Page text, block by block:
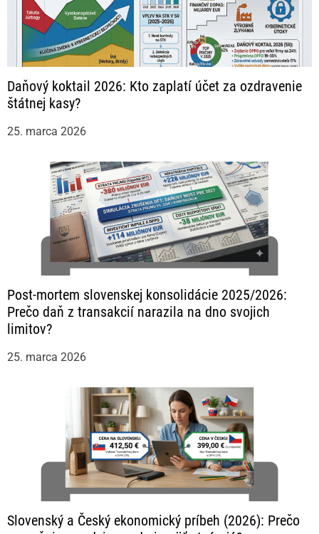
Daňový koktail 2026: Kto zaplatí účet za ozdravenie
štátnej kasy?
25. marca 2026
Post-mortem slovenskej konsolidácie 2025/2026:
Prečo daň z transakcií narazila na dno svojich
limitov?
25. marca 2026
Slovenský a Český ekonomický príbeh (2026): Prečo